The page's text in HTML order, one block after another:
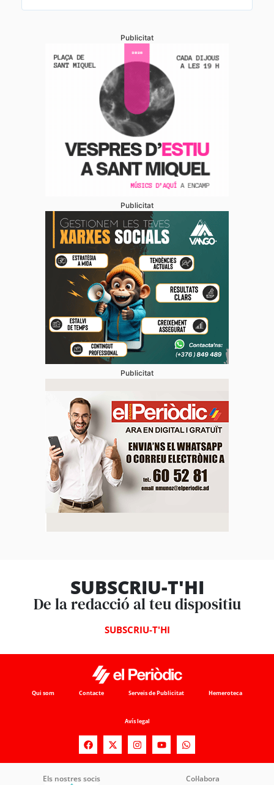
Publicitat
Publicitat
Publicitat
SUBSCRIU-T'HI
De la redacció al teu dispositiu
SUBSCRIU-T'HI
Qui som Contacte Serveis de Publicitat Hemeroteca
Avís legal
Els nostres socis Col·labora